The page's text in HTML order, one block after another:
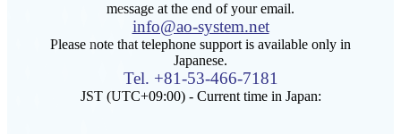
message at the end of your email.
info@ao-system.net
Please note that telephone support is available only in
Japanese.
Tel. +81-53-466-7181
JST (UTC+09:00) - Current time in Japan: